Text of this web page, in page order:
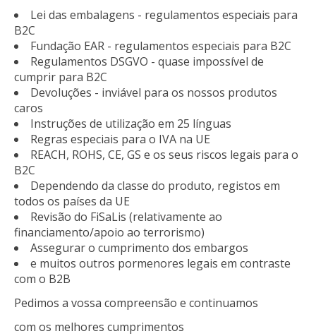
Lei das embalagens - regulamentos especiais para
B2C
Fundação EAR - regulamentos especiais para B2C
Regulamentos DSGVO - quase impossível de
cumprir para B2C
Devoluções - inviável para os nossos produtos
caros
Instruções de utilização em 25 línguas
Regras especiais para o IVA na UE
REACH, ROHS, CE, GS e os seus riscos legais para o
B2C
Dependendo da classe do produto, registos em
todos os países da UE
Revisão do FiSaLis (relativamente ao
financiamento/apoio ao terrorismo)
Assegurar o cumprimento dos embargos
e muitos outros pormenores legais em contraste
com o B2B
Pedimos a vossa compreensão e continuamos
com os melhores cumprimentos